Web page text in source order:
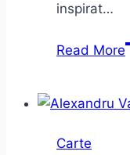
inspirat…
Read More
Carte